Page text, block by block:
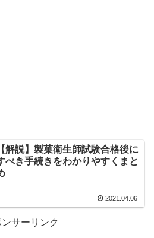
【解説】製菓衛生師試験合格後に
べき手続きをわかりやすくまと
2021.04.06
ンサーリンク